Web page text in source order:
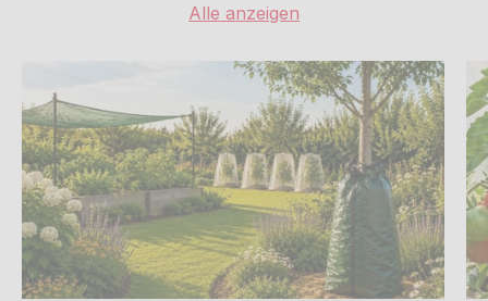
Alle anzeigen